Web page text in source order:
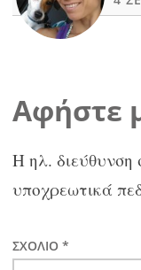
Αφήστε
Η ηλ. διεύθυνση
υποχρεωτικά
ΣΧΌΛΙΟ *